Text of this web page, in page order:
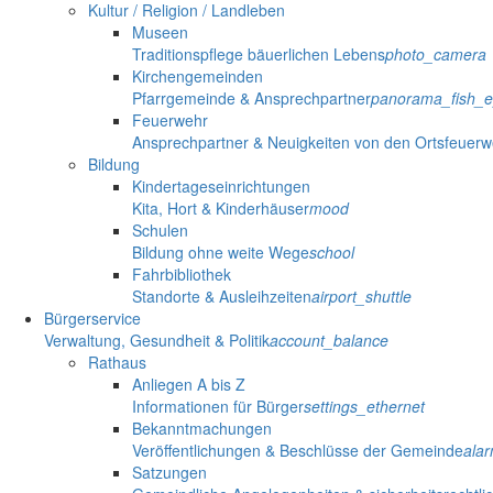
Kultur / Religion / Landleben
Museen
Traditionspflege bäuerlichen Lebensphoto_camera
Kirchengemeinden
Pfarrgemeinde & Ansprechpartner
Feuerwehr
Ansprechpartner & Neuigkeiten von den
Bildung
Kindertageseinrichtungen
Kita, Hort & Kinderhäusermood
Schulen
Bildung ohne weite Wegeschool
Fahrbibliothek
Standorte & Ausleihzeitenairport_shuttle
Bürgerservice
Verwaltung, Gesundheit & Politikaccount_balance
Rathaus
Anliegen A bis Z
Informationen für Bürgersettings_ethernet
Bekanntmachungen
Veröffentlichungen & Beschlüsse der Gemeinde
Satzungen